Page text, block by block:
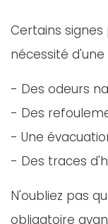
Certains
nécessité
- Des odeurs
- Des
- Une
- Des traces
N'oubliez pas
obligatoire